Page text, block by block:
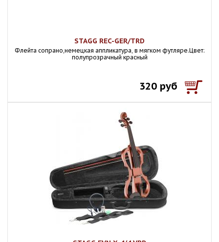
STAGG REC-GER/TRD
Флейта сопрано,немецкая аппликатура, в мягком футляре.Цвет:
полупрозрачный красный
320 руб